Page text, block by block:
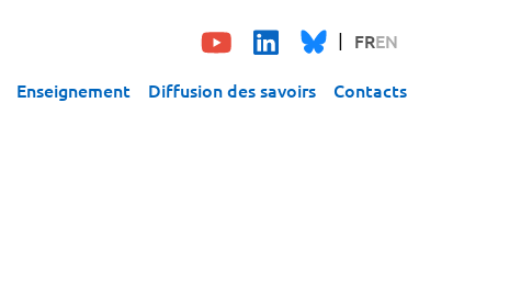
FREN
Enseignement Diffusion des savoirs Contacts